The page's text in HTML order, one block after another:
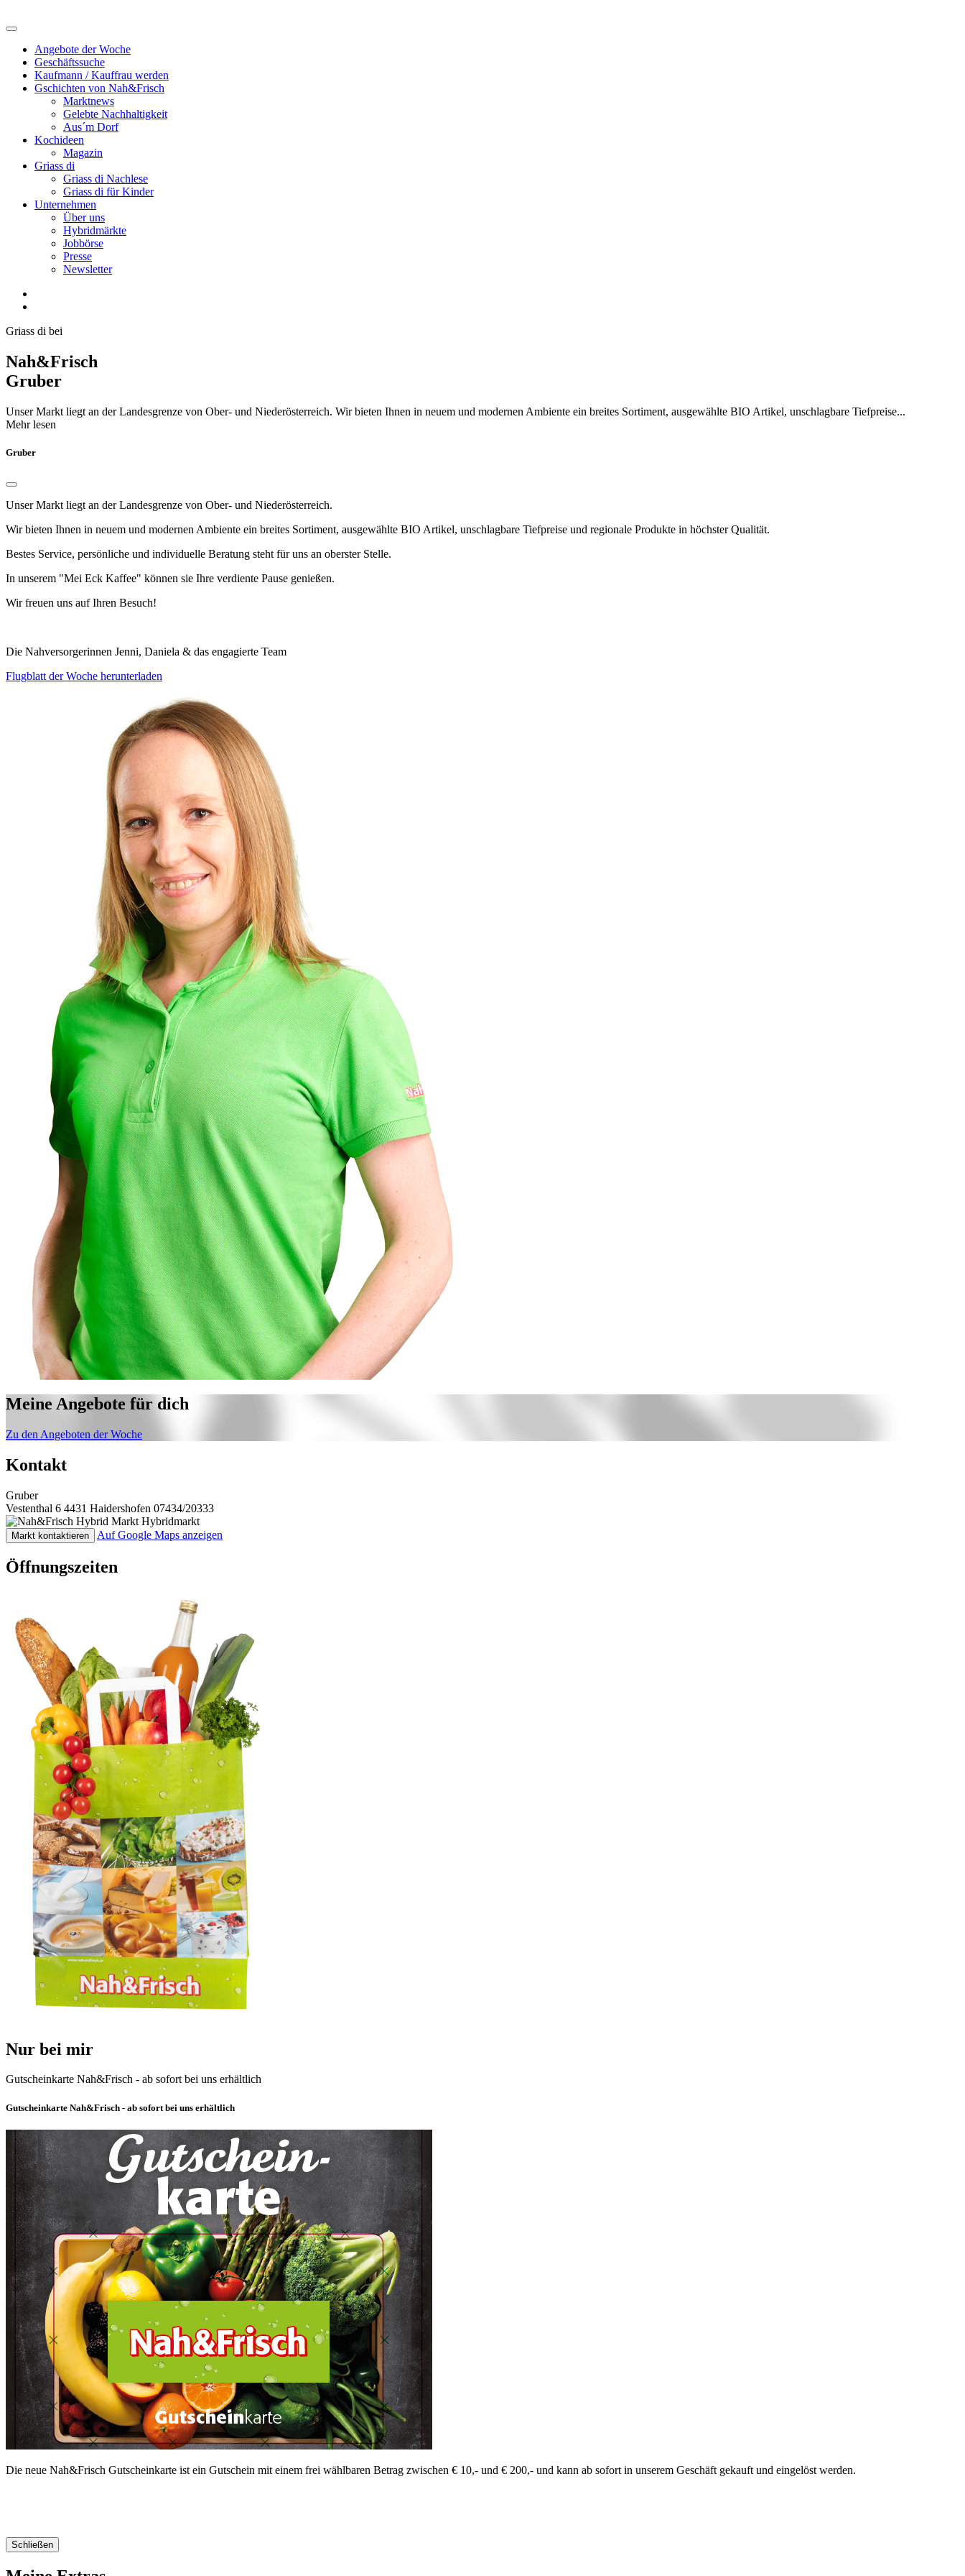
Angebote der Woche
Geschäftssuche
Kaufmann / Kauffrau werden
Gschichten von Nah&Frisch
Marktnews
Gelebte Nachhaltigkeit
Aus´m Dorf
Kochideen
Magazin
Griass di
Griass di Nachlese
Griass di für Kinder
Unternehmen
Über uns
Hybridmärkte
Jobbörse
Presse
Newsletter
Griass di bei
Nah&Frisch
Gruber
Unser Markt liegt an der Landesgrenze von Ober- und Niederösterreich. Wir bieten Ihnen in neuem und modernen Ambiente ein breites Sortiment, ausgewählte BIO Artikel, unschlagbare Tiefpreise...
Mehr lesen
Gruber
Unser Markt liegt an der Landesgrenze von Ober- und Niederösterreich.
Wir bieten Ihnen in neuem und modernen Ambiente ein breites Sortiment, ausgewählte BIO Artikel, unschlagbare Tiefpreise und regionale Produkte in höchster Qualität.
Bestes Service, persönliche und individuelle Beratung steht für uns an oberster Stelle.
In unserem "Mei Eck Kaffee" können sie Ihre verdiente Pause genießen.
Wir freuen uns auf Ihren Besuch!
Die Nahversorgerinnen Jenni, Daniela & das engagierte Team
Flugblatt der Woche herunterladen
Meine Angebote für dich
Zu den Angeboten der Woche
Kontakt
Gruber
Vestenthal 6 4431 Haidershofen 07434/20333
Hybridmarkt
Markt kontaktieren Auf Google Maps anzeigen
Öffnungszeiten
Nur bei mir
Gutscheinkarte Nah&Frisch - ab sofort bei uns erhältlich
Gutscheinkarte Nah&Frisch - ab sofort bei uns erhältlich
Die neue Nah&Frisch Gutscheinkarte ist ein Gutschein mit einem frei wählbaren Betrag zwischen € 10,- und € 200,- und kann ab sofort in unserem Geschäft gekauft und eingelöst werden.
Schließen